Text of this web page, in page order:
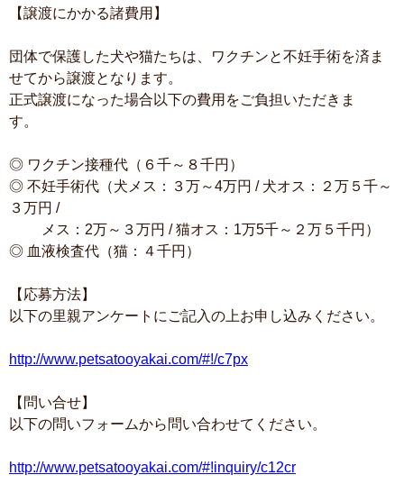
【譲渡にかかる諸費用】
団体で保護した犬や猫たちは、ワクチンと不妊手術を済ま
せてから譲渡となります。
正式譲渡になった場合以下の費用をご負担いただきま
す。
◎ ワクチン接種代（６千～８千円）
◎ 不妊手術代（犬メス：３万～4万円 / 犬オス：２万５千～
３万円 /
メス：2万～３万円 / 猫オス：1万5千～２万５千円）
◎ 血液検査代（猫：４千円）
【応募方法】
以下の里親アンケートにご記入の上お申し込みください。
http://www.petsatooyakai.com/#!/c7px
【問い合せ】
以下の問いフォームから問い合わせてください。
http://www.petsatooyakai.com/#!inquiry/c12cr